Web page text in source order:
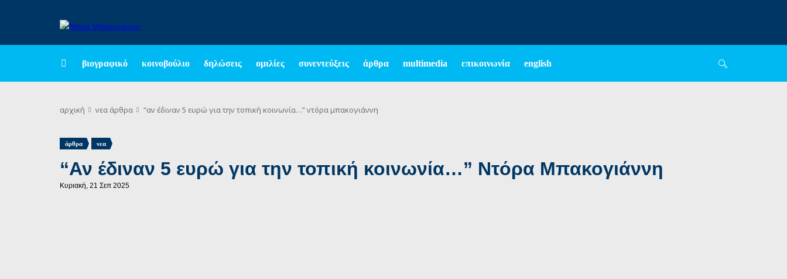
βιογραφικό κοινοβούλιο δηλώσεις ομιλίες συνεντεύξεις άρθρα multimedia επικοινωνία english
αρχική νεα άρθρα “αν έδιναν 5 ευρώ για την τοπική κοινωνία…” ντόρα μπακογιάννη
άρθρα , νεα
“Αν έδιναν 5 ευρώ για την τοπική κοινωνία…” Ντόρα Μπακογιάννη
Κυριακή, 21 Σεπ 2025